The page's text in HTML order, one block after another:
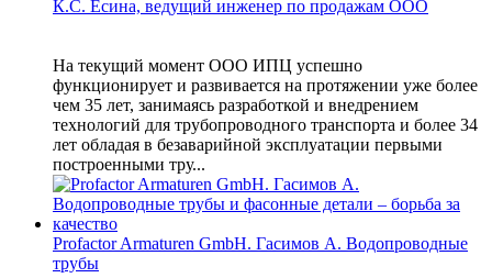
К.С. Есина, ведущий инженер по продажам ООО
На текущий момент ООО ИПЦ успешно
функционирует и развивается на протяжении уже более
чем 35 лет, занимаясь разработкой и внедрением
технологий для трубопроводного транспорта и более 34
лет обладая в безаварийной эксплуатации первыми
построенными тру...
Profactor Armaturen GmbH. Гасимов А. Водопроводные
трубы